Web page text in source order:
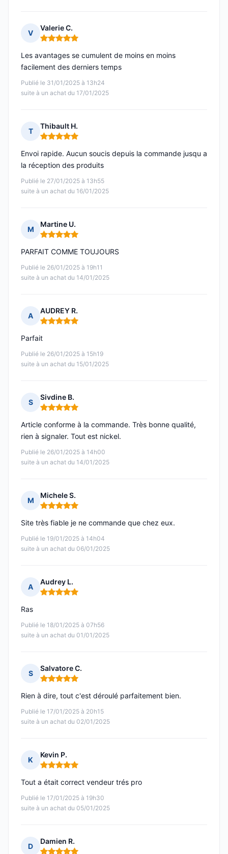
V
Valerie C.
Note : 5 sur 5
Publié le 31/01/2025 à 13h24
suite à un achat du 17/01/2025
Les avantages se cumulent de moins en moins
facilement des derniers temps
T
Thibault H.
Note : 5 sur 5
Publié le 27/01/2025 à 13h55
suite à un achat du 16/01/2025
Envoi rapide. Aucun soucis depuis la commande jusqu a
la réception des produits
M
Martine U.
Note : 5 sur 5
Publié le 26/01/2025 à 19h11
suite à un achat du 14/01/2025
PARFAIT COMME TOUJOURS
A
AUDREY R.
Note : 5 sur 5
Publié le 26/01/2025 à 15h19
suite à un achat du 15/01/2025
Parfait
S
Sivdine B.
Note : 5 sur 5
Publié le 26/01/2025 à 14h00
suite à un achat du 14/01/2025
Article conforme à la commande. Très bonne qualité,
rien à signaler. Tout est nickel.
M
Michele S.
Note : 5 sur 5
Publié le 19/01/2025 à 14h04
suite à un achat du 06/01/2025
Site très fiable je ne commande que chez eux.
A
Audrey L.
Note : 5 sur 5
Publié le 18/01/2025 à 07h56
suite à un achat du 01/01/2025
Ras
S
Salvatore C.
Note : 5 sur 5
Publié le 17/01/2025 à 20h15
suite à un achat du 02/01/2025
Rien à dire, tout c'est déroulé parfaitement bien.
K
Kevin P.
Note : 5 sur 5
Publié le 17/01/2025 à 19h30
suite à un achat du 05/01/2025
Tout a était correct vendeur trés pro
D
Damien R.